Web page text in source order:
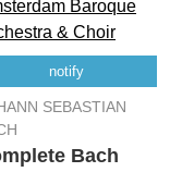
notify
SEBASTIAN
Bach